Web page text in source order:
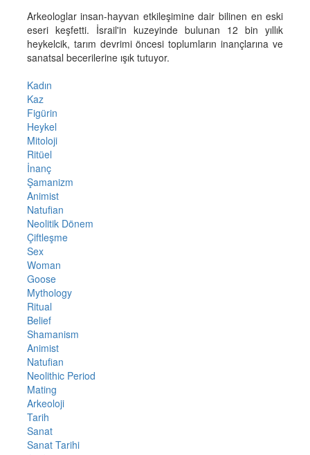
Arkeologlar insan-hayvan etkileşimine dair bilinen en eski
eseri keşfetti. İsrail'in kuzeyinde bulunan 12 bin yıllık
heykelcik, tarım devrimi öncesi toplumların inançlarına ve
sanatsal becerilerine ışık tutuyor.
Kadın
Kaz
Figürin
Heykel
Mitoloji
Ritüel
İnanç
Şamanizm
Animist
Natufian
Neolitik Dönem
Çiftleşme
Sex
Woman
Goose
Mythology
Ritual
Belief
Shamanism
Animist
Natufian
Neolithic Period
Mating
Arkeoloji
Tarih
Sanat
Sanat Tarihi